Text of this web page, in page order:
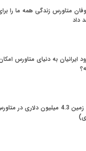
متاورس زندگی همه ما را
داد
ایرانیان به دنیای متاورس
خرید زمین 4.3 میلیون دلاری